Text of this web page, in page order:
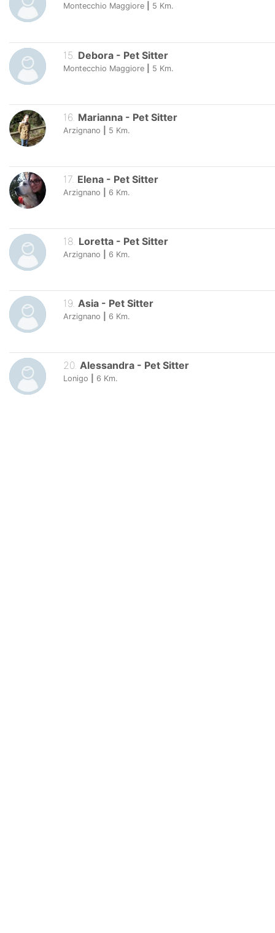
Montecchio Maggiore 5 Km.
15 Debora - Pet Sitter
Montecchio Maggiore 5 Km.
16 Marianna - Pet Sitter
Arzignano 5 Km.
17. Elena - Pet Sitter
Arzignano 6 Km.
18. Loretta - Pet Sitter
Arzignano 6 Km.
19. Asia - Pet Sitter
Arzignano 6 Km.
20. Alessandra - Pet Sitter
Lonigo 6 Km.